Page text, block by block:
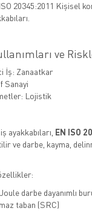
20345:2011 Kişisel
ve
İş: Zanaatkar
Sanayi
Lojistik
ayakkabıları, EN ISO
ve darbe, kayma,
darbe dayanımlı
taban (SRC)